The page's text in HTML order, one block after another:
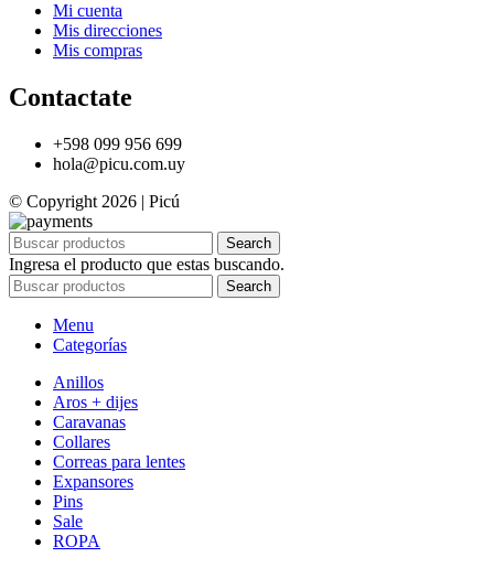
Mi cuenta
Mis direcciones
Mis compras
Contactate
+598 099 956 699
hola@picu.com.uy
© Copyright 2026 | Picú
Search
Ingresa el producto que estas buscando.
Search
Menu
Categorías
Anillos
Aros + dijes
Caravanas
Collares
Correas para lentes
Expansores
Pins
Sale
ROPA